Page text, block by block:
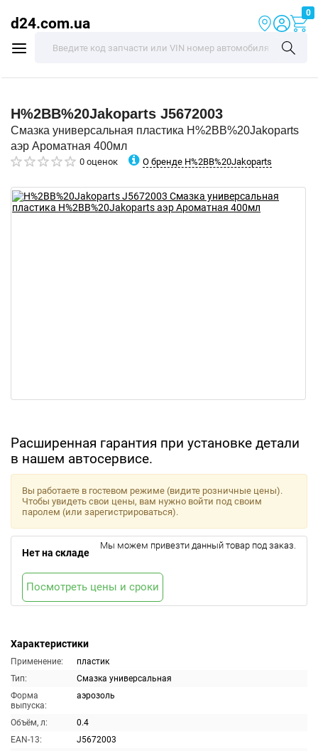
d24.com.ua
0
H%2BB%20Jakoparts J5672003
Смазка универсальная пластика H%2BB%20Jakoparts
аэр Ароматная 400мл
0 оценок О бренде H%2BB%20Jakoparts
Расширенная гарантия при установке детали
в нашем автосервисе.
Характеристики
Применение:
пластик
Тип:
Смазка универсальная
Форма
выпуска:
аэрозоль
Объём, л:
0.4
EAN-13:
J5672003
Вы работаете в гостевом режиме (видите розничные цены).
Чтобы увидеть свои цены, вам нужно войти под своим
паролем (или зарегистрироваться).
Нет на складе
Мы можем привезти данный товар под заказ.
Посмотреть цены и сроки